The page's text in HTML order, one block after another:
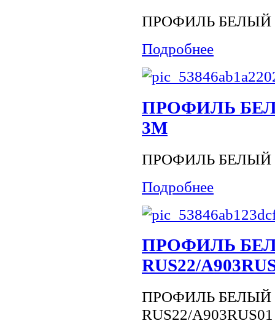
ПРОФИЛЬ БЕЛЫЙ
Подробнее
ПРОФИЛЬ
3М
ПРОФИЛЬ БЕЛЫЙ
Подробнее
ПРОФИЛЬ
RUS22/
ПРОФИЛЬ БЕЛЫЙ
RUS22/